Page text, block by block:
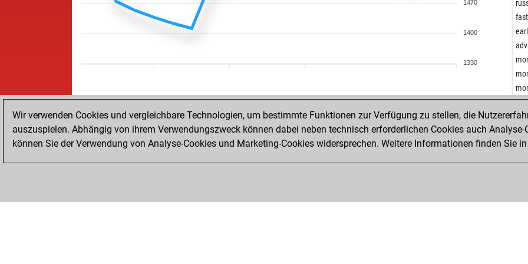
1470
1400
1330
STARTSEITE
Wir verwenden Cookies und vergleichbare Technologien, um bestimmte Funktionen zur Verfügung zu stellen, die
auszuspielen. Abhängig von ihrem Verwendungszweck können dabei neben technisch erforderlichen Cookies auch
können Sie der Verwendung von Analyse-Cookies und Marketing-Cookies widersprechen. Weitere Informationen finden Sie